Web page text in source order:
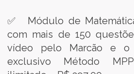
✅ Módulo de
com mais de 150
vídeo pelo Marcão e o
exclusivo Método